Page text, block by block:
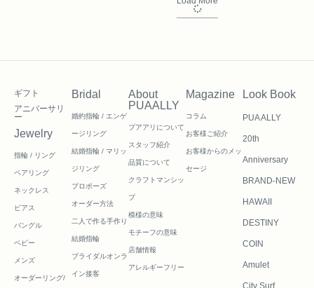
ギフト
アニバーサリ
ー
Jewelry
指輪 / リング
ペアリング
ネックレス
ピアス
バングル
ベビー
メンズ
オーダーリング/
Bridal
婚約指輪 / エンゲ
ージリング
結婚指輪 / マリッ
ジリング
プロポーズ
オーダー方法
二人で作る手作り
結婚指輪
ブライダルオンラ
イン接客
About
PUAALLY
プアアリについて
スタッフ紹介
品質について
クラフトマンシッ
プ
模様の意味
モチーフの意味
店舗情報
アレルギーフリー
Magazine
コラム
お客様ご紹介
お客様からのメッ
セージ
Look Book
PUA ALLY
20th
Anniversary
BRAND-NEW
HAWAII
DESTINY
COIN
Amulet
City Surf